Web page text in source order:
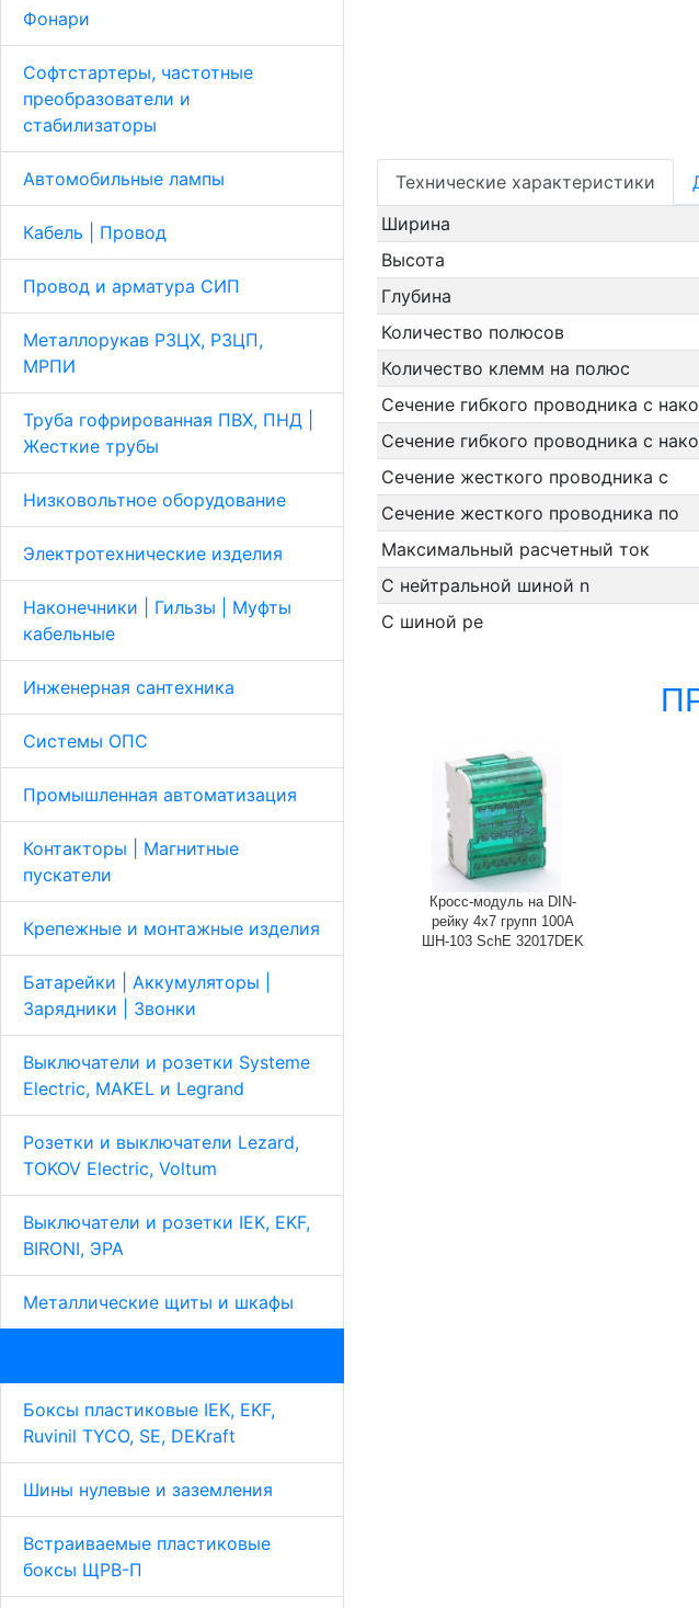
Фонари
Софтстартеры, частотные
преобразователи и
стабилизаторы
Автомобильные лампы
Кабель | Провод
Провод и арматура СИП
Металлорукав Р3ЦХ, Р3ЦП,
МРПИ
Труба гофрированная ПВХ, ПНД |
Жесткие трубы
Низковольтное оборудование
Электротехнические изделия
Наконечники | Гильзы | Муфты
кабельные
Инженерная сантехника
Системы ОПС
Промышленная автоматизация
Контакторы | Магнитные
пускатели
Крепежные и монтажные изделия
Батарейки | Аккумуляторы |
Зарядники | Звонки
Выключатели и розетки Systeme
Electric, MAKEL и Legrand
Розетки и выключатели Lezard,
TOKOV Electric, Voltum
Выключатели и розетки IEK, EKF,
BIRONI, ЭРА
Металлические щиты и шкафы
Боксы пластиковые IEK, EKF,
Ruvinil TYCO, SE, DEKraft
Шины нулевые и заземления
Встраиваемые пластиковые
боксы ЩРВ-П
Технические характеристики
Ширина
Высота
Глубина
Количество полюсов
Количество клемм на полюс
Сечение гибкого проводника с
Сечение гибкого проводника с
Сечение жесткого проводника с
Сечение жесткого проводника по
Максимальный расчетный ток
С нейтральной шиной n
С шиной pe
Кросс-модуль на DIN-
рейку 4х7 групп 100А
ШН-103 SchE 32017DEK